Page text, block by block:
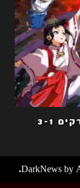
DarkNewsby